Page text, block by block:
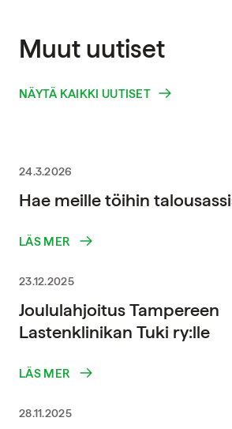
Muut uutiset
NÄYTÄ KAIKKI UUTISET
24.3.2026
Hae meille töihin
LÄS MER
23.12.2025
Joululahjoitus Tampereen
Lastenklinikan Tuki ry:lle
LÄS MER
28.11.2025